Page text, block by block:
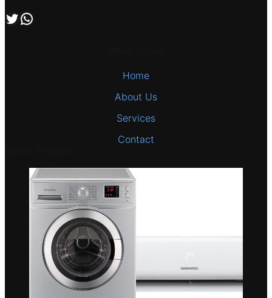
تابعنا علي صفحة التويتر اتصل بنا علي طريق الوتساب
Home
About Us
Services
Contact